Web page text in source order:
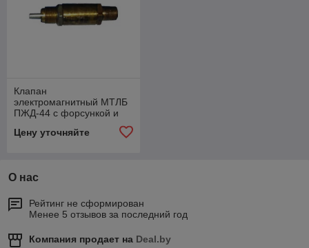
Клапан
электромагнитный МТЛБ
ПЖД-44 с форсункой и
электронагревателем (на
фото без эл.нагр.)
Цену уточняйте
О нас
Рейтинг не сформирован
Менее 5 отзывов за последний год
Компания продает на Deal.by